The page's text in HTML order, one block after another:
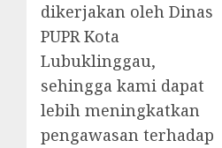
dikerjakan oleh Dinas
PUPR Kota
Lubuklinggau,
sehingga kami dapat
lebih meningkatkan
pengawasan terhadap